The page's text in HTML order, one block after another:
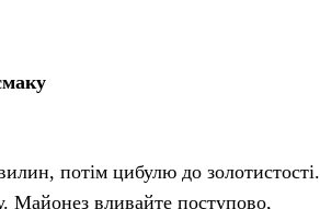
потім цибулю до золотистості.
Майонез вливайте поступово,